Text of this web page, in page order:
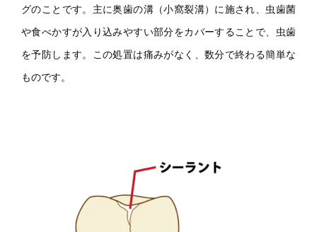
グのことです。主に奥歯の溝（小窩裂溝）に施され、虫歯菌
や食べかすが入り込みやすい部分をカバーすることで、虫歯
を予防します。この処置は痛みがなく、数分で終わる簡単な
ものです。